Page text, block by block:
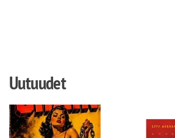
Uutuudet